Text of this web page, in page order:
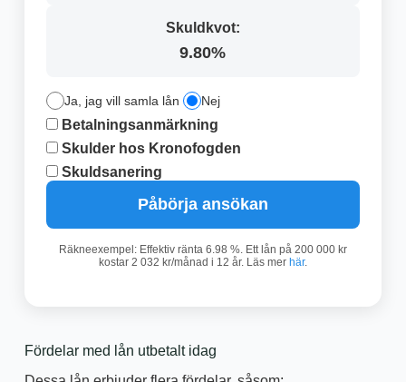
Skuldkvot:
9.80%
Ja, jag vill samla lån Nej
Betalningsanmärkning
Skulder hos Kronofogden
Skuldsanering
Påbörja ansökan
Räkneexempel: Effektiv ränta 6.98 %. Ett lån på 200 000 kr
kostar 2 032 kr/månad i 12 år. Läs mer här.
Fördelar med lån utbetalt idag